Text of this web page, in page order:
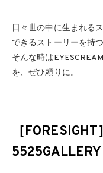
日々世の中に生まれる
できるストーリーを持
そんな時は
を、ぜひ頼りに。
［
5525GALLERY